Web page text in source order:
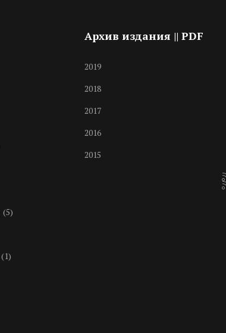
(5)
(1)
Архив издания || PDF
2019
2018
2017
2016
2015